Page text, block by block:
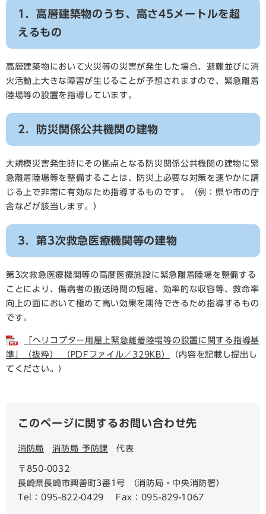
1．高層建築物のうち、高さ45メートルを超
えるもの
高層建築物において火災等の災害が発生した場合、避難並びに消
火活動上大きな障害が生じることが予想されますので、緊急離着
陸場等の設置を指導しています。
2．防災関係公共機関の建物
大規模災害発生時にその拠点となる防災関係公共機関の建物に緊
急離着陸場等を整備することは、防災上必要な対策を速やかに講
じる上で非常に有効なため指導するものです。（例：県や市の庁
舎などが該当します。）
3．第3次救急医療機関等の建物
第3次救急医療機関等の高度医療施設に緊急離着陸場を整備する
ことにより、傷病者の搬送時間の短縮、効率的な収容等、救命率
向上の面において極めて高い効果を期待できるため指導するもの
です。
「ヘリコプター用屋上緊急離着陸場等の設置に関する指導基
準」（抜粋） （PDFファイル／329KB）
（内容を記載し提出し
てください。）
このページに関するお問い合わせ先
消防局 消防局 予防課 代表
〒850-0032
長崎県長崎市興善町3番1号 （消防局・中央消防署）
Tel：095-822-0429
Fax：095-829-1067